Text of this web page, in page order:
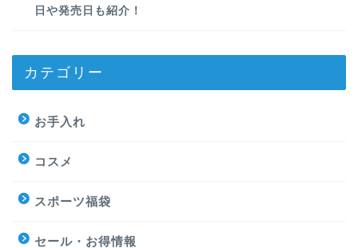
日や発売日も紹介！
カテゴリー
お手入れ
コスメ
スポーツ福袋
セール・お得情報